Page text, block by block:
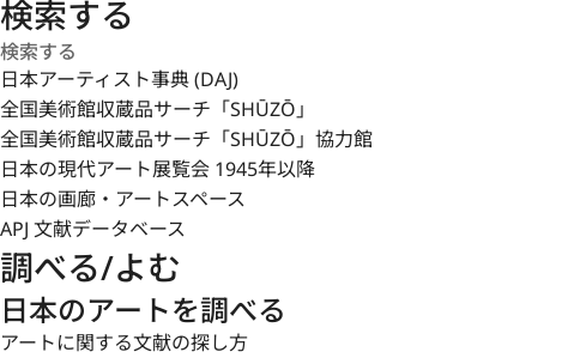
検索する
日本アーティスト事典 (DAJ)
全国美術館収蔵品サーチ「SHŪZŌ」
全国美術館収蔵品サーチ「SHŪZŌ」協力館
日本の現代アート展覧会 1945年以降
日本の画廊・アートスペース
APJ 文献データベース
調べる/よむ
日本のアートを調べる
アートに関する文献の探し方